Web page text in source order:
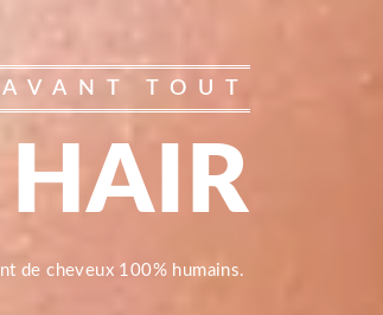
TOUT
de cheveux 100% humains.